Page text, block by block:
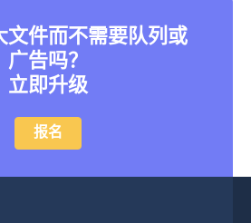
文件而不需要队列或
广告吗？
立即升级
报名